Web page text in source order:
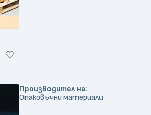
Производител на:
Опаковъчни материали